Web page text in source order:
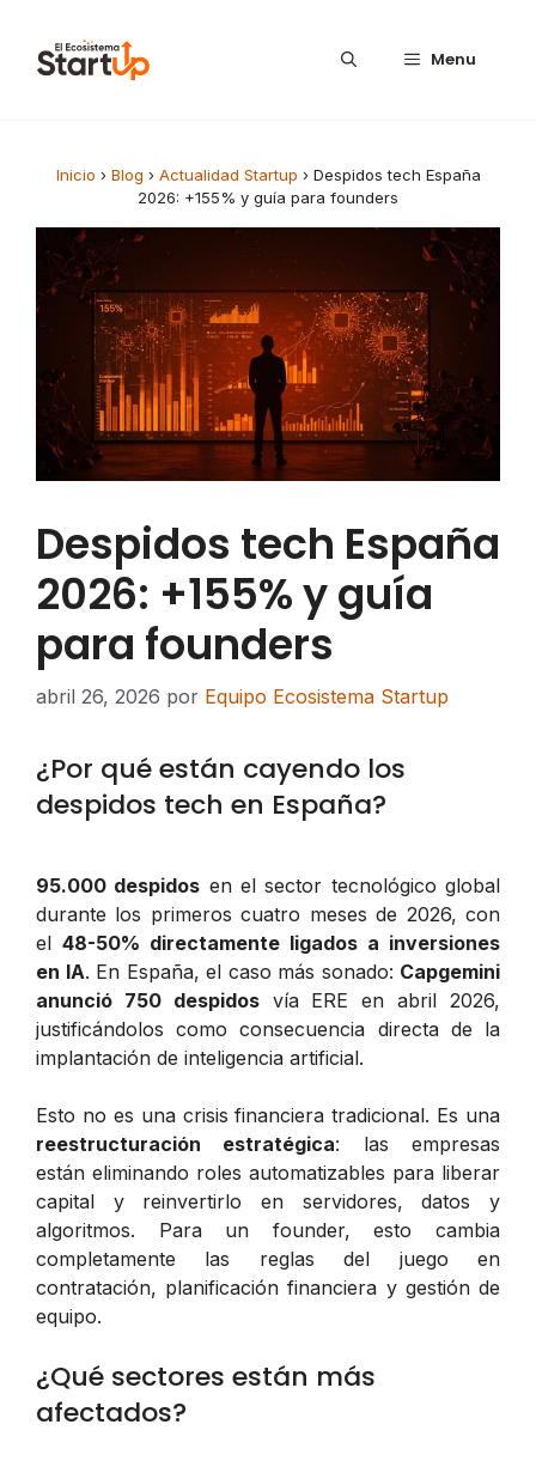
Menu
Inicio › Blog › Actualidad Startup › Despidos tech España
2026: +155% y guía para founders
Despidos tech España
2026: +155% y guía
para founders
abril 26, 2026 por Equipo Ecosistema Startup
¿Por qué están cayendo los
despidos tech en España?
95.000 despidos en el sector tecnológico global
durante los primeros cuatro meses de 2026, con
el 48-50% directamente ligados a inversiones
en IA. En España, el caso más sonado: Capgemini
anunció 750 despidosvía ERE en abril 2026,
justificándolos como consecuencia directa de la
implantación de inteligencia artificial.
Esto no es una crisis financiera tradicional. Es una
reestructuración estratégica: las empresas
están eliminando roles automatizables para liberar
capital y reinvertirlo en servidores, datos y
algoritmos. Para un founder, esto cambia
completamente las reglas del juego en
contratación, planificación financiera y gestión de
equipo.
¿Qué sectores están más
afectados?